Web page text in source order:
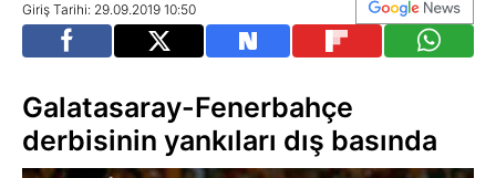
Giriş Tarihi: 29.09.2019 10:50
Galatasaray-Fenerbahçe
derbisinin yankıları dış basında